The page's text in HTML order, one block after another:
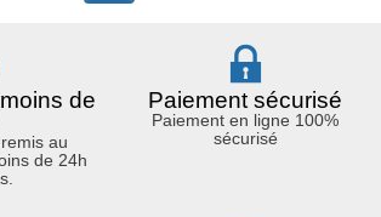
de
au
de 24h
Paiement sécurisé
Paiement en ligne 100%
sécurisé